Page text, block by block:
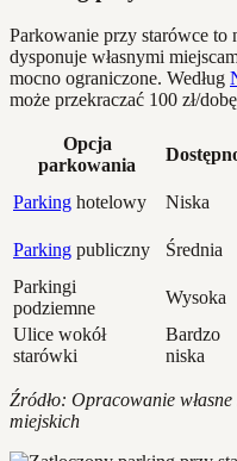
Parkowanie przy starówce to
dysponuje własnymi
mocno ograniczone. Według
może przekraczać 100 zł/
Opcja
parkowania
Parking hotelowy Niska
Parking publiczny Średnia
Parkingi
podziemne
Wysoka
Ulice wokół
starówki
Bardzo
niska
Źródło: Opracowanie
miejskich